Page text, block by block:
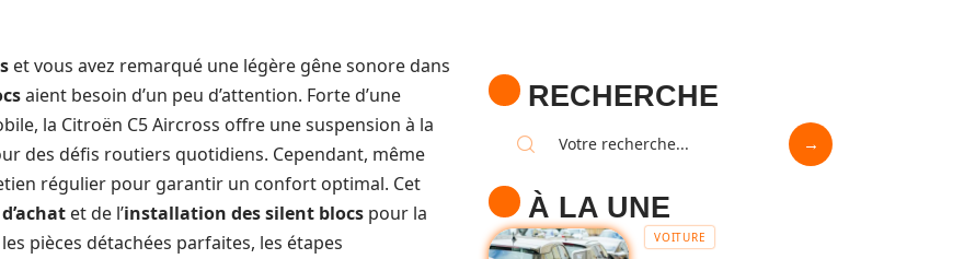
et vous avez remarqué une légère gêne sonore dans
aient besoin d’un peu d’attention. Forte d’une
la Citroën C5 Aircross offre une suspension à la
des défis routiers quotidiens. Cependant, même
régulier pour garantir un confort optimal. Cet
et de l’installation des silent blocs pour la
pièces détachées parfaites, les étapes
RECHERCHE
À LA UNE
VOITURE